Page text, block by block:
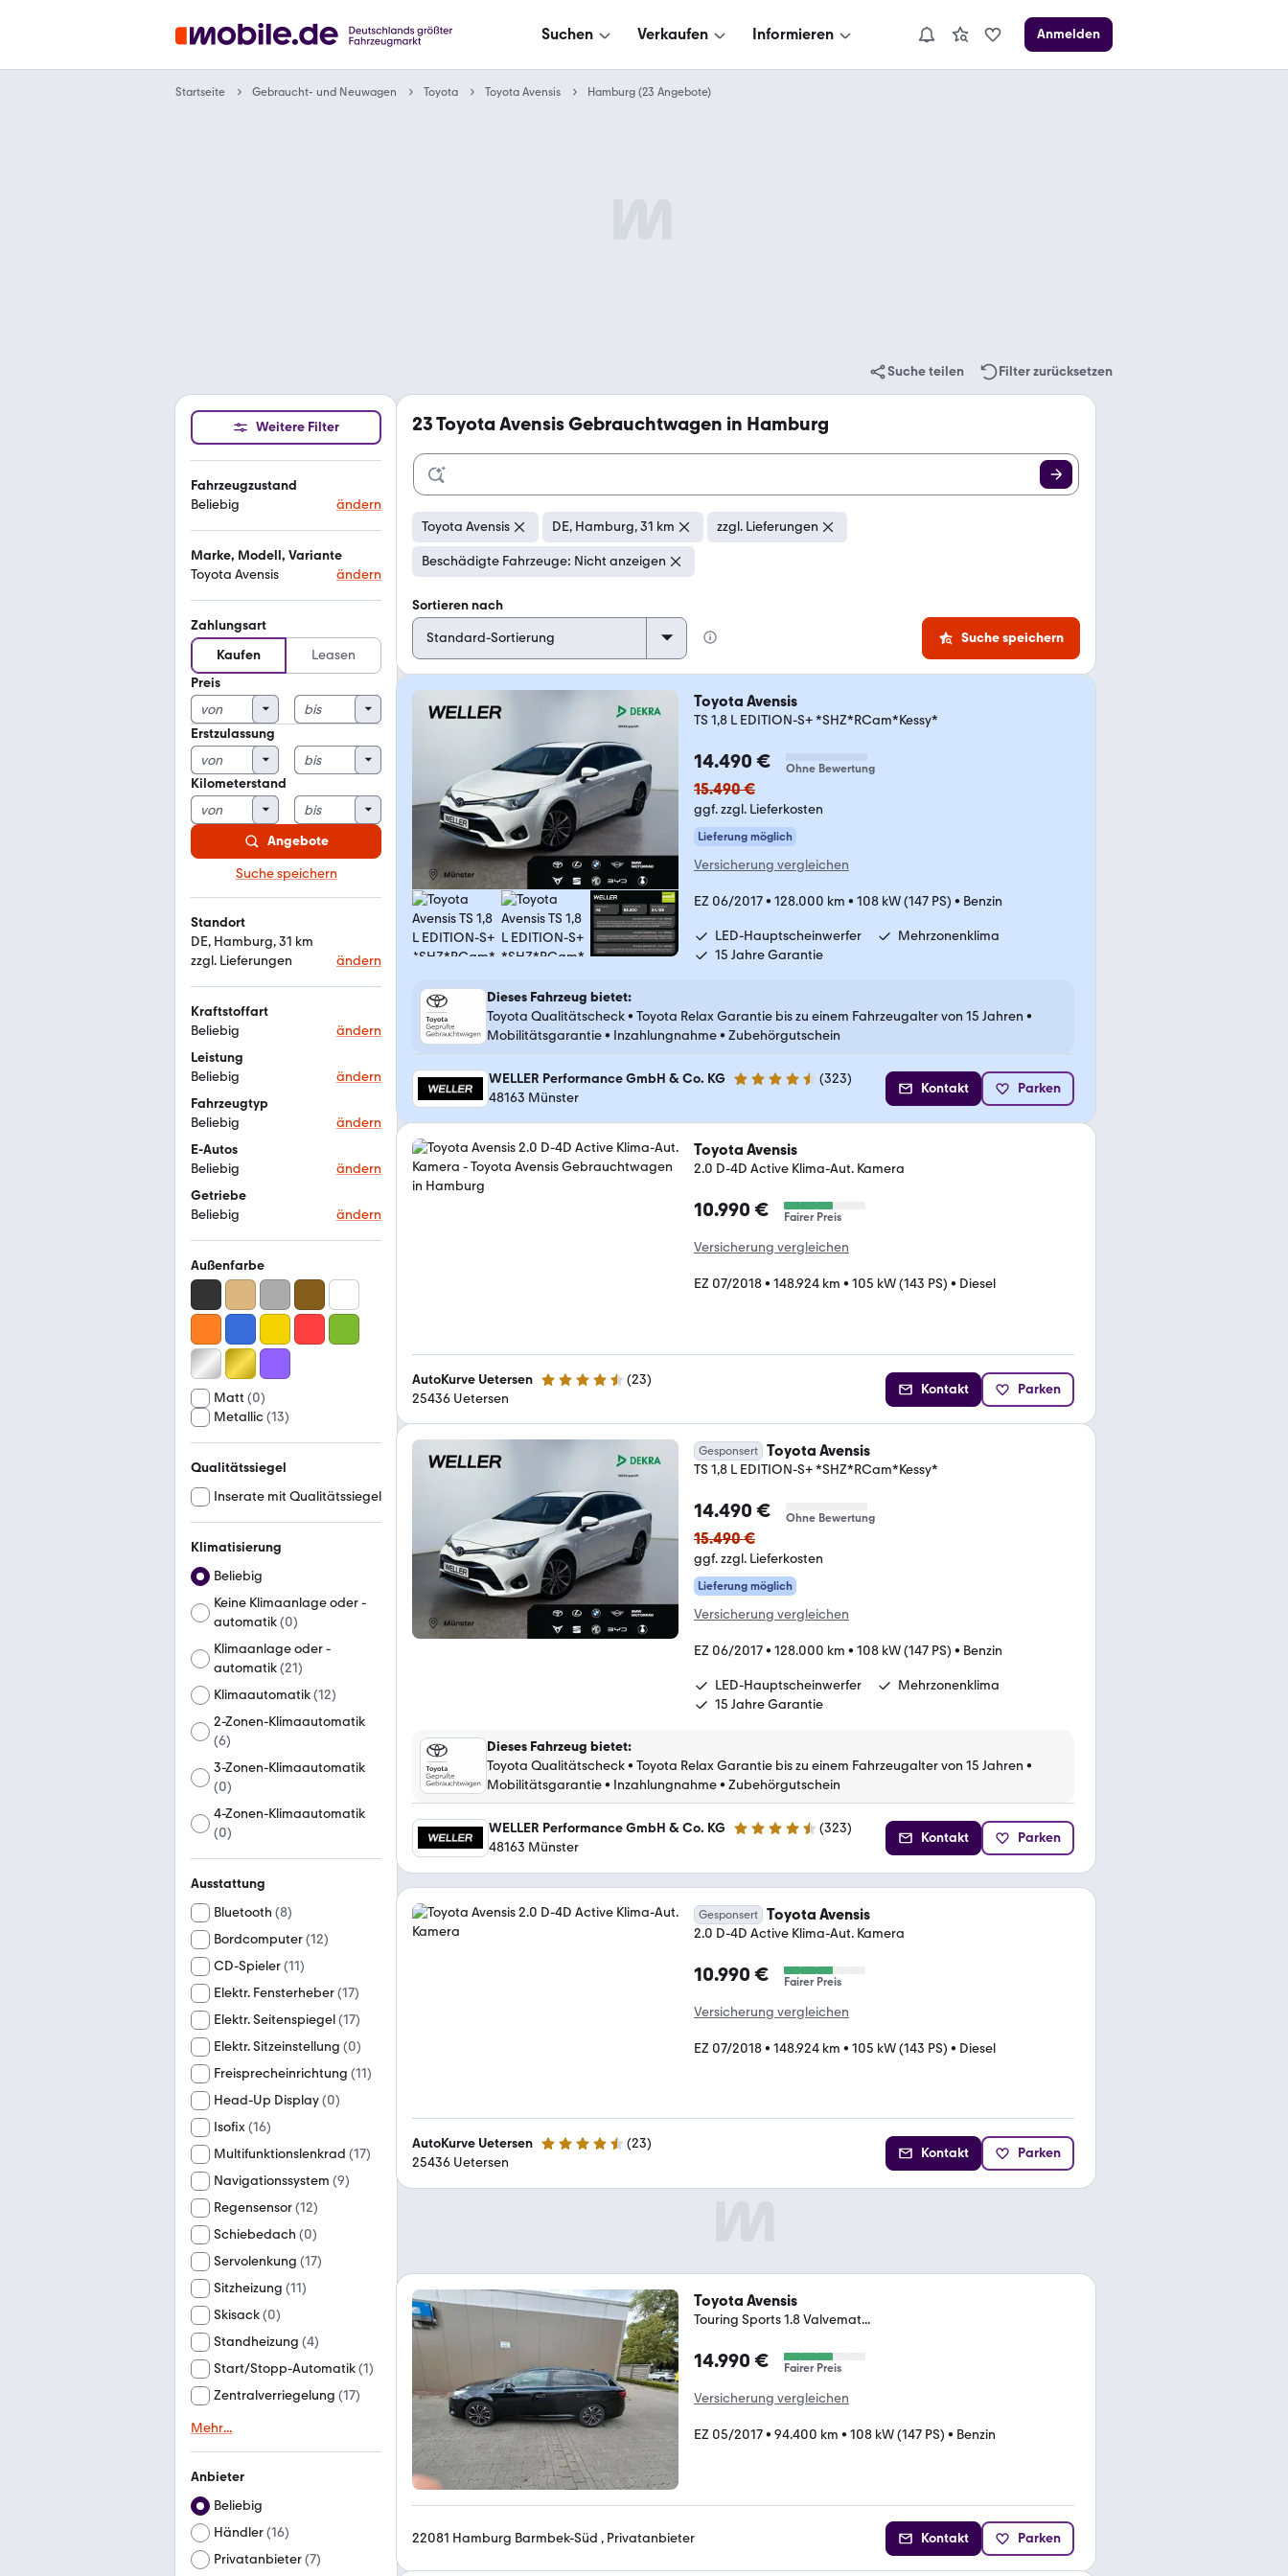
Suchen Verkaufen Informieren Anmelden
Startseite Gebraucht- und Neuwagen Toyota Toyota Avensis Hamburg (23 Angebote)
Suche teilen Filter zurücksetzen
Weitere Filter
Fahrzeugzustand
Beliebig
ändern
Marke, Modell, Variante
Toyota Avensis
ändern
Zahlungsart
Kaufen
Leasen
Preis
Erstzulassung
Kilometerstand
Angebote
Suche speichern
Standort
DE, Hamburg, 31 km
zzgl. Lieferungen
ändern
Kraftstoffart
Beliebig
ändern
Leistung
Beliebig
ändern
Fahrzeugtyp
Beliebig
ändern
E-Autos
Beliebig
ändern
Getriebe
Beliebig
ändern
Außenfarbe
Matt (0)
Metallic(13)
Qualitätssiegel
Inserate mit Qualitätssiegel
Klimatisierung
Beliebig
Keine Klimaanlage oder -
automatik(0)
Klimaanlage oder -
automatik(21)
Klimaautomatik(12)
2-Zonen-Klimaautomatik
(6)
3-Zonen-Klimaautomatik
(0)
4-Zonen-Klimaautomatik
(0)
Ausstattung
Bluetooth (8)
Bordcomputer(12)
CD-Spieler(11)
Elektr. Fensterheber(17)
Elektr. Seitenspiegel(17)
Elektr. Sitzeinstellung (0)
Freisprecheinrichtung (11)
Head-Up Display(0)
Isofix(16)
Multifunktionslenkrad (17)
Navigationssystem (9)
Regensensor(12)
Schiebedach (0)
Servolenkung (17)
Sitzheizung (11)
Skisack(0)
Standheizung (4)
Start/Stopp-Automatik(1)
Zentralverriegelung (17)
Mehr...
Anbieter
Beliebig
Händler(16)
Privatanbieter(7)
23Toyota Avensis Gebrauchtwagen in Hamburg
Toyota Avensis DE, Hamburg, 31 km zzgl. Lieferungen
Beschädigte Fahrzeuge: Nicht anzeigen
Sortieren nach
Suche speichern
Toyota Avensis
TS 1,8 L EDITION-S+ *SHZ*RCam*Kessy*
14.490 € Ohne Bewertung
15.490 €
ggf. zzgl. Lieferkosten
Lieferung möglich
Versicherung vergleichen
EZ 06/2017• 128.000 km • 108 kW (147 PS) • Benzin
LED-Hauptscheinwerfer
Mehrzonenklima
15 Jahre Garantie
Dieses Fahrzeug bietet:
Toyota Qualitätscheck• Toyota Relax Garantie bis zu einem Fahrzeugalter von 15 Jahren •
Mobilitätsgarantie• Inzahlungnahme• Zubehörgutschein
WELLER Performance GmbH & Co. KG 4.3 Sterne (323)
48163 Münster
Kontakt Parken
Toyota Avensis
2.0 D-4D Active Klima-Aut. Kamera
10.990 € Fairer Preis
Versicherung vergleichen
EZ 07/2018• 148.924 km • 105 kW (143 PS) • Diesel
AutoKurve Uetersen 4.5 Sterne (23)
25436 Uetersen
Kontakt Parken
Gesponsert Toyota Avensis
TS 1,8 L EDITION-S+ *SHZ*RCam*Kessy*
14.490 € Ohne Bewertung
15.490 €
ggf. zzgl. Lieferkosten
Lieferung möglich
Versicherung vergleichen
EZ 06/2017• 128.000 km • 108 kW (147 PS) • Benzin
LED-Hauptscheinwerfer
Mehrzonenklima
15 Jahre Garantie
Dieses Fahrzeug bietet:
Toyota Qualitätscheck• Toyota Relax Garantie bis zu einem Fahrzeugalter von 15 Jahren •
Mobilitätsgarantie• Inzahlungnahme• Zubehörgutschein
WELLER Performance GmbH & Co. KG 4.3 Sterne (323)
48163 Münster
Kontakt Parken
Gesponsert Toyota Avensis
2.0 D-4D Active Klima-Aut. Kamera
10.990 € Fairer Preis
Versicherung vergleichen
EZ 07/2018• 148.924 km • 105 kW (143 PS) • Diesel
AutoKurve Uetersen 4.5 Sterne (23)
25436 Uetersen
Kontakt Parken
Toyota Avensis
Touring Sports 1.8 Valvemat...
14.990 € Fairer Preis
Versicherung vergleichen
EZ 05/2017• 94.400 km • 108 kW (147 PS) • Benzin
22081 Hamburg Barmbek-Süd , Privatanbieter Kontakt Parken